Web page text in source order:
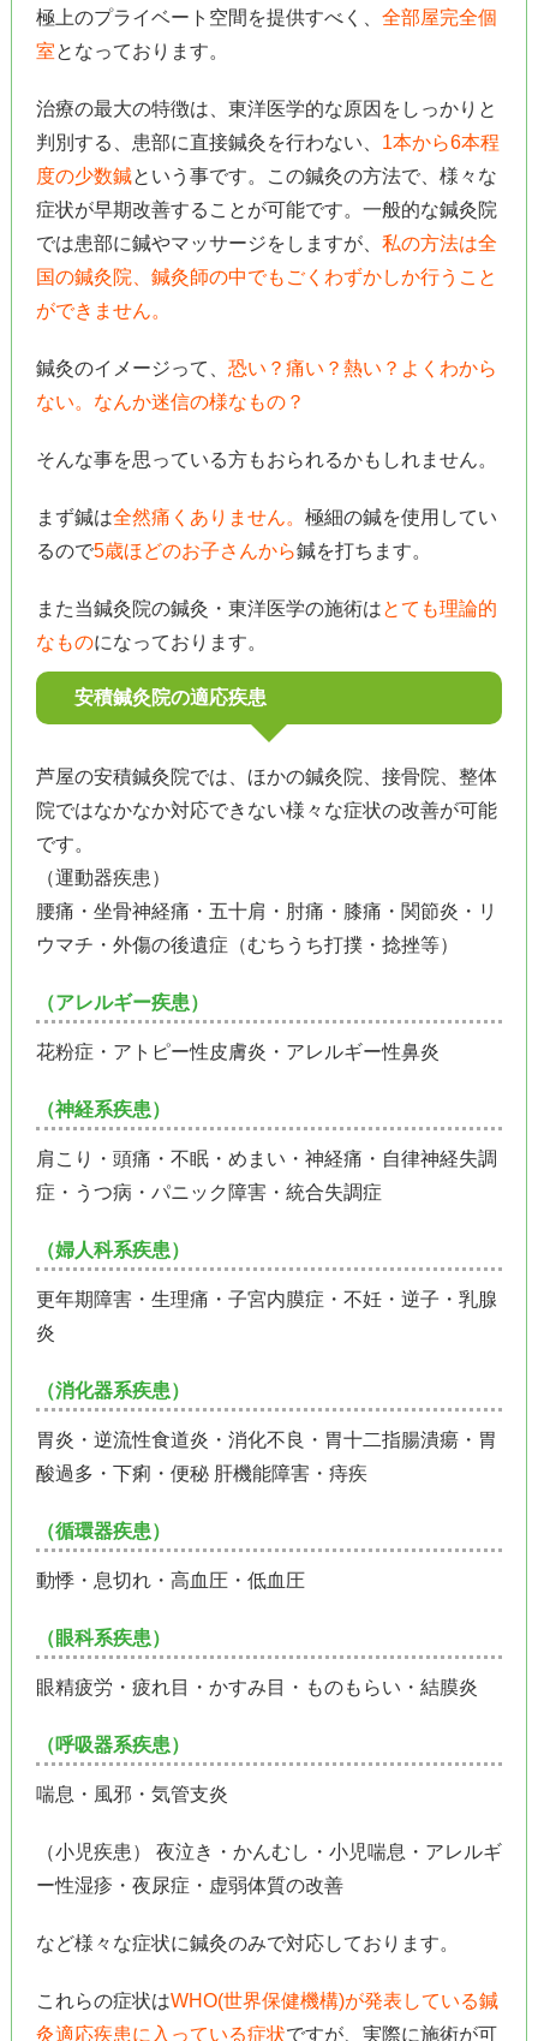
極上のプライベート空間を提供すべく、 全部屋完全個
室となっております。
治療の最大の特徴は、東洋医学的な原因をしっかりと
判別する、患部に直接鍼灸を行わない、 1本から6本程
度の少数鍼という事です。この鍼灸の方法で、様々な
症状が早期改善することが可能です。一般的な鍼灸院
では患部に鍼やマッサージをしますが、 私の方法は全
国の鍼灸院、鍼灸師の中でもごくわずかしか行うこと
ができません。
鍼灸のイメージって、 恐い？痛い？熱い？よくわから
ない。なんか迷信の様なもの？
そんな事を思っている方もおられるかもしれません。
まず鍼は全然痛くありません。 極細の鍼を使用してい
るので5歳ほどのお子さんから鍼を打ちます。
また当鍼灸院の鍼灸・東洋医学の施術はとても理論的
なものになっております。
安積鍼灸院の適応疾患
芦屋の安積鍼灸院では、ほかの鍼灸院、接骨院、整体
院ではなかなか対応できない様々な症状の改善が可能
です。
（運動器疾患）
腰痛・坐骨神経痛・五十肩・肘痛・膝痛・関節炎・リ
ウマチ・外傷の後遺症（むちうち打撲・捻挫等）
（アレルギー疾患）
花粉症・アトピー性皮膚炎・アレルギー性鼻炎
（神経系疾患）
肩こり・頭痛・不眠・めまい・神経痛・自律神経失調
症・うつ病・パニック障害・統合失調症
（婦人科系疾患）
更年期障害・生理痛・子宮内膜症・不妊・逆子・乳腺
炎
（消化器系疾患）
胃炎・逆流性食道炎・消化不良・胃十二指腸潰瘍・胃
酸過多・下痢・便秘 肝機能障害・痔疾
（循環器疾患）
動悸・息切れ・高血圧・低血圧
（眼科系疾患）
眼精疲労・疲れ目・かすみ目・ものもらい・結膜炎
（呼吸器系疾患）
喘息・風邪・気管支炎
（小児疾患） 夜泣き・かんむし・小児喘息・アレルギ
ー性湿疹・夜尿症・虚弱体質の改善
など様々な症状に鍼灸のみで対応しております。
これらの症状はWHO(世界保健機構)が発表している鍼
灸適応疾患に入っている症状ですが、実際に施術が可